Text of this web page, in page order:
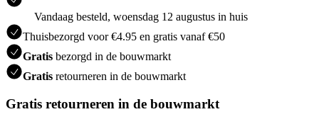
Vandaag besteld, woensdag 12 augustus in huis
Thuisbezorgd voor €4.95 en gratis vanaf €50
Gratis bezorgd in de bouwmarkt
Gratis retourneren in de bouwmarkt
Gratis retourneren in de bouwmarkt